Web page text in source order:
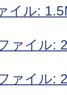
イル:
ァイル:
ァイル: